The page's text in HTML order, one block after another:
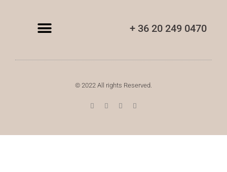
+ 36 20 249 0470
© 2022 All rights Reserved.